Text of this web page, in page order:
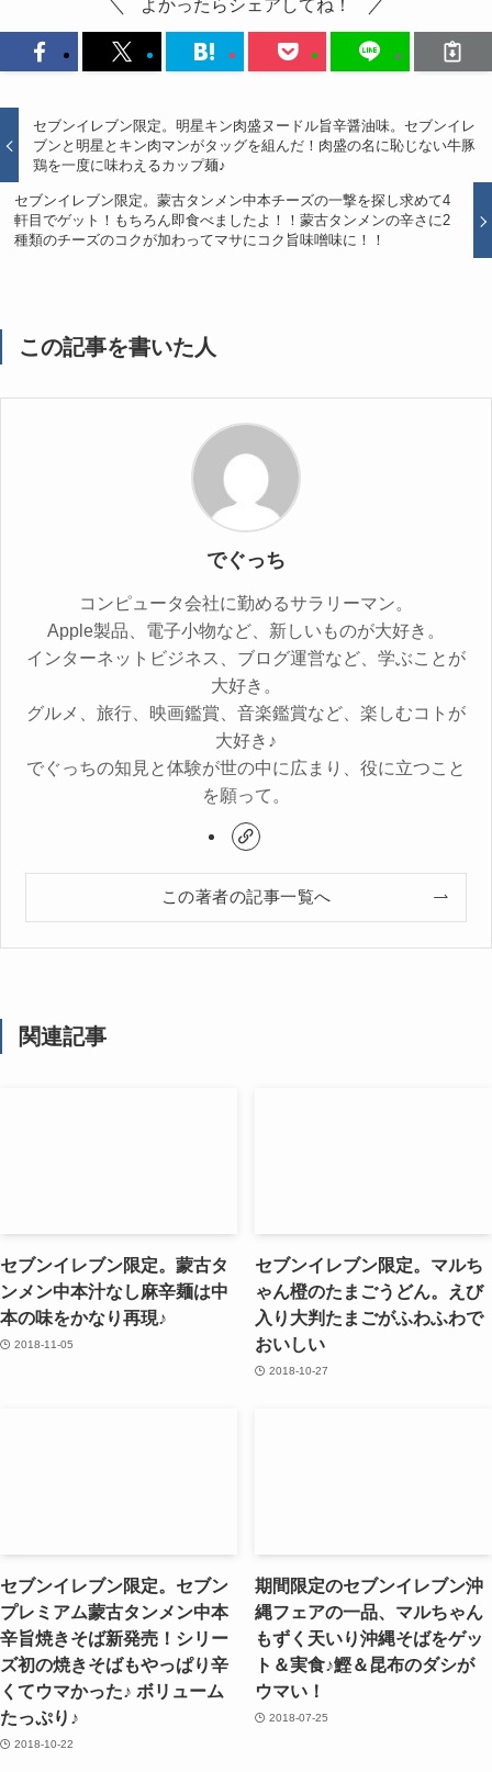
よかったらシェアしてね！
セブンイレブン限定。明星キン肉盛ヌードル旨辛醤油味。セブンイレ
ブンと明星とキン肉マンがタッグを組んだ！肉盛の名に恥じない牛豚
鶏を一度に味わえるカップ麺♪
セブンイレブン限定。蒙古タンメン中本チーズの一撃を探し求めて4
軒目でゲット！もちろん即食べましたよ！！蒙古タンメンの辛さに2
種類のチーズのコクが加わってマサにコク旨味噌味に！！
この記事を書いた人
でぐっち
コンピュータ会社に勤めるサラリーマン。
Apple製品、電子小物など、新しいものが大好き。
インターネットビジネス、ブログ運営など、学ぶことが
大好き。
グルメ、旅行、映画鑑賞、音楽鑑賞など、楽しむコトが
大好き♪
でぐっちの知見と体験が世の中に広まり、役に立つこと
を願って。
この著者の記事一覧へ
関連記事
セブンイレブン限定。蒙古タ
ンメン中本汁なし麻辛麺は中
本の味をかなり再現♪
2018-11-05
セブンイレブン限定。マルち
ゃん橙のたまごうどん。えび
入り大判たまごがふわふわで
おいしい
2018-10-27
セブンイレブン限定。セブン
プレミアム蒙古タンメン中本
辛旨焼きそば新発売！シリー
ズ初の焼きそばもやっぱり辛
くてウマかった♪ ボリューム
たっぷり♪
2018-10-22
期間限定のセブンイレブン沖
縄フェアの一品、マルちゃん
もずく天いり沖縄そばをゲッ
ト＆実食♪鰹＆昆布のダシが
ウマい！
2018-07-25